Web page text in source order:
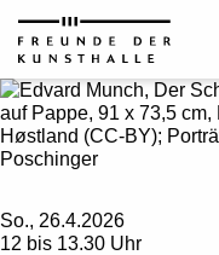
So., 26.4.2026
12 bis 13.30 Uhr